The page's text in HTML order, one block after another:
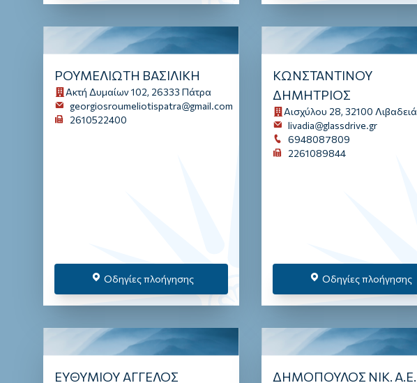
ΡΟΥΜΕΛΙΩΤΗ ΒΑΣΙΛΙΚΗ
Ακτή Δυμαίων 102, 26333 Πάτρα
georgiosroumeliotispatra@gmail.com
2610522400
Οδηγίες πλοήγησης
ΚΩΝΣΤΑΝΤΙΝΟΥ
ΔΗΜΗΤΡΙΟΣ
Αισχύλου 28, 32100 Λιβαδειά
livadia@glassdrive.gr
6948087809
2261089844
Οδηγίες πλοήγησης
ΕΥΘΥΜΙΟΥ ΑΓΓΕΛΟΣ ΔΗΜΟΠΟΥΛΟΣ ΝΙΚ. Α.Ε.